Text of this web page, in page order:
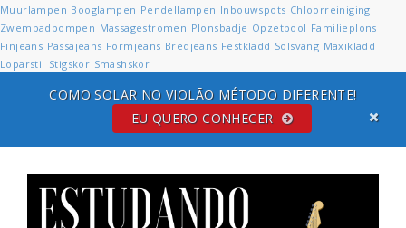
Muurlampen Booglampen Pendellampen Inbouwspots Chloorreiniging
Zwembadpompen Massagestromen Plonsbadje Opzetpool Familieplons
Finjeans Passajeans Formjeans Bredjeans Festkladd Solsvang Maxikladd
Loparstil Stigskor Smashskor
EU QUERO CONHECER